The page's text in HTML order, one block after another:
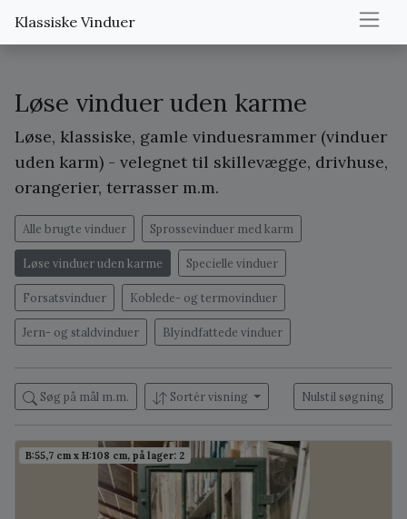
Klassiske Vinduer
Løse vinduer uden karme
Løse, klassiske, gamle vinduesrammer (vinduer
uden karm) - velegnet til skillevægge, drivhuse,
orangerier, terrasser m.m.
Alle brugte vinduer Sprossevinduer med karm
Løse vinduer uden karme Specielle vinduer
Forsatsvinduer Koblede- og termovinduer
Jern- og staldvinduer Blyindfattede vinduer
Søg på mål m.m. Sortér visning Nulstil søgning
B:55,7 cm x H:108 cm, på lager: 2